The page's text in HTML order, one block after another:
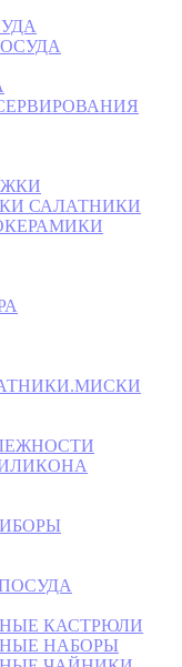
САЛАТНИКИ
КАСТРЮЛИ
НАБОРЫ